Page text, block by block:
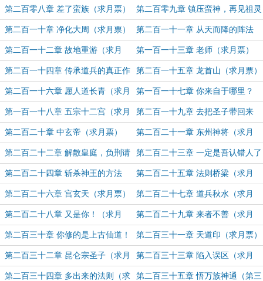
（求月票） 月票）
第二百零八章 差了蛮族（求月票） 第二百零九章 镇压蛮神，再见祖灵
（求月票）
第二百一十章 净化大周（求月票） 第二百一十一章 从天而降的阵法
（求月票）
第二百一十二章 故地重游（求月
票）
第一百一十三章 老师（求月票）
第二百一十四章 传承道兵的真正作
用（求月票）
第二百一十五章 龙首山（求月票）
第二百一十六章 愿人道长青（求月
票）
第一百一十七章 你来自于哪里？
（求月票）
第一百一十八章 五宗十二宫（求月
票）
第二百一十九章 去把圣子带回来
（求月票）
第二百二十章 中玄帝（求月票） 第二百二十一章 东州神将（求月
票）
第二百二十二章 解散皇庭，负荆请
罪？（求月票）
第二百二十三章 一定是吾认错人了
（求月票）
第二百二十四章 斩杀神王的方法
（求月票）
第二百二十五章 法则桥梁（求月
票）
第二百二十六章 宫玄天（求月票） 第二百二十七章 道兵秋水（求月
票）
第二百二十八章 又是你！（求月
票）
第二百二十九章 来者不善（求月
票）
第二百三十章 你修的是上古仙道！
（求月票）
第二百三十一章 天道印（求月票）
第二百三十二章 昆仑宗圣子（求月
票）
第二百三十三章 陷入误区（求月
票）
第二百三十四章 多出来的法则（求 第二百三十五章 悟万族神通（第三